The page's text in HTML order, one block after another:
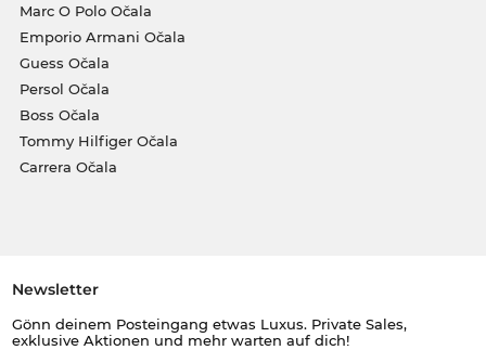
Marc O Polo Očala
Emporio Armani Očala
Guess Očala
Persol Očala
Boss Očala
Tommy Hilfiger Očala
Carrera Očala
Newsletter
Gönn deinem Posteingang etwas Luxus. Private Sales,
exklusive Aktionen und mehr warten auf dich!